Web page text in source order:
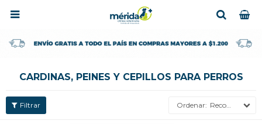

CARDINAS, PEINES Y CEPILLOS PARA PERROS
Recomendados